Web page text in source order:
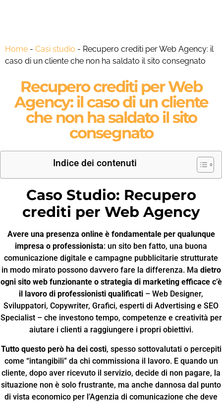
Home - Casi studio - Recupero crediti per Web Agency: il
caso di un cliente che non ha saldato il sito consegnato
Recupero crediti per Web
Agency: il caso di un cliente
che non ha saldato il sito
consegnato
Indice dei contenuti
Caso Studio: Recupero
crediti per Web Agency
Avere una presenza online è fondamentale per qualunque
impresa o professionista: un sito ben fatto, una buona
comunicazione digitale e campagne pubblicitarie strutturate
in modo mirato possono davvero fare la differenza. Ma dietro
ogni sito web funzionante o strategia di marketing efficace c’è
il lavoro di professionisti qualificati – Web Designer,
Sviluppatori, Copywriter, Grafici, esperti di Advertising e SEO
Specialist – che investono tempo, competenze e creatività per
aiutare i clienti a raggiungere i propri obiettivi.
Tutto questo però ha dei costi, spesso sottovalutati o percepiti
come “intangibili” da chi commissiona il lavoro. E quando un
cliente, dopo aver ricevuto il servizio, decide di non pagare, la
situazione non è solo frustrante, ma anche dannosa dal punto
di vista economico per l’Agenzia di comunicazione che deve